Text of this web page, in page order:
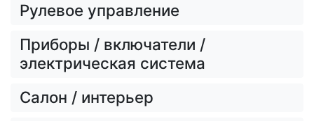
Рулевое управление
Приборы / включатели /
электрическая система
Салон / интерьер